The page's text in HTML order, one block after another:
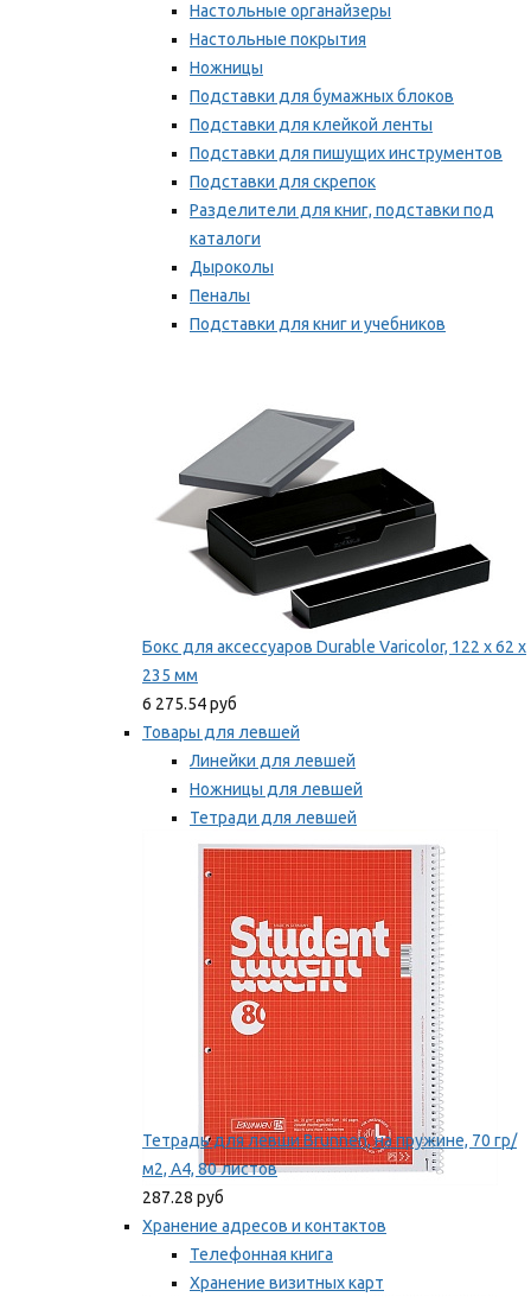
Настольные органайзеры
Настольные покрытия
Ножницы
Подставки для бумажных блоков
Подставки для клейкой ленты
Подставки для пишущих инструментов
Подставки для скрепок
Разделители для книг, подставки под
каталоги
Дыроколы
Пеналы
Подставки для книг и учебников
Бокс для аксессуаров Durable Varicolor, 122 x 62 x
235 мм
6 275.54 руб
Товары для левшей
Линейки для левшей
Ножницы для левшей
Тетради для левшей
Точилки для левшей
Мы рекомендуем
Тетрадь для левши Brunnen, на пружине, 70 гр/
м2, А4, 80 листов
287.28 руб
Хранение адресов и контактов
Телефонная книга
Хранение визитных карт